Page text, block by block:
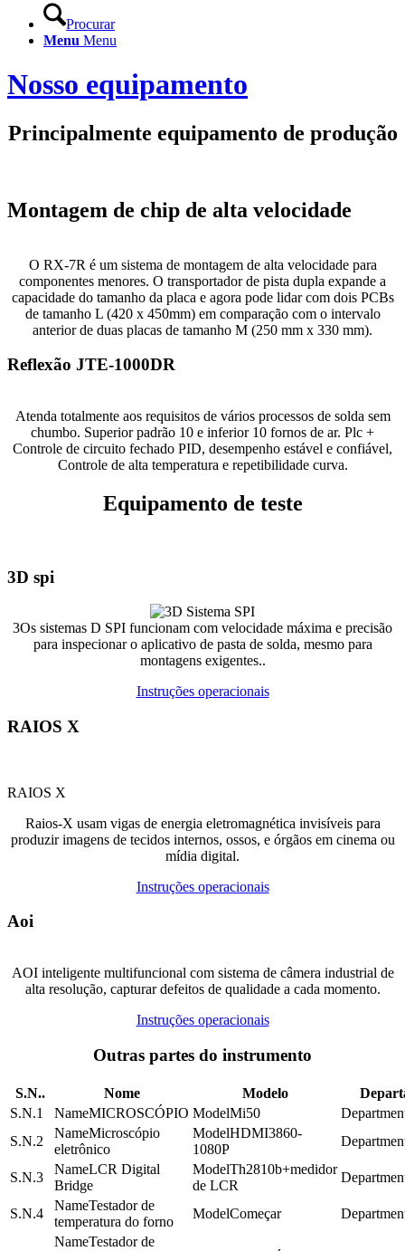
Procurar
Menu Menu
Nosso equipamento
Principalmente equipamento de produção
Montagem de chip de alta velocidade
O RX-7R é um sistema de montagem de alta velocidade para
componentes menores. O transportador de pista dupla expande a
capacidade do tamanho da placa e agora pode lidar com dois PCBs
de tamanho L (420 x 450mm) em comparação com o intervalo
anterior de duas placas de tamanho M (250 mm x 330 mm).
Reflexão JTE-1000DR
Atenda totalmente aos requisitos de vários processos de solda sem
chumbo. Superior padrão 10 e inferior 10 fornos de ar. Plc +
Controle de circuito fechado PID, desempenho estável e confiável,
Controle de alta temperatura e repetibilidade curva.
Equipamento de teste
3D spi
3Os sistemas D SPI funcionam com velocidade máxima e precisão
para inspecionar o aplicativo de pasta de solda, mesmo para
montagens exigentes..
Instruções operacionais
RAIOS X
RAIOS X
Raios-X usam vigas de energia eletromagnética invisíveis para
produzir imagens de tecidos internos, ossos, e órgãos em cinema ou
mídia digital.
Instruções operacionais
Aoi
AOI inteligente multifuncional com sistema de câmera industrial de
alta resolução, capturar defeitos de qualidade a cada momento.
Instruções operacionais
Outras partes do instrumento
S.N.. Nome Modelo
1
MICROSCÓPIO
Mi50
2
Microscópio
eletrônico
HDMI3860-
1080P
3
LCR Digital
Bridge
Th2810b+medidor
de LCR
4
Testador de
temperatura do forno
Começar
Testador de